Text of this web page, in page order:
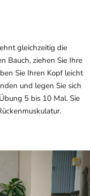
gleichzeitig die
Bauch, ziehen Sie Ihre
Sie Ihren Kopf leicht
und legen Sie sich
5 bis 10 Mal. Sie